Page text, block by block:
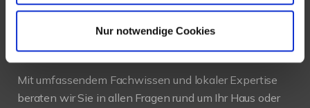
Nur notwendige Cookies
Als kompetenterImmobilienmakler in Heppenheim
stehen wir Ihnen beim Verkauf und bei der Vermietung
Mit umfassendem Fachwissen und lokaler Expertise
beraten wir Sie in allen Fragen rund um Ihr Haus oder